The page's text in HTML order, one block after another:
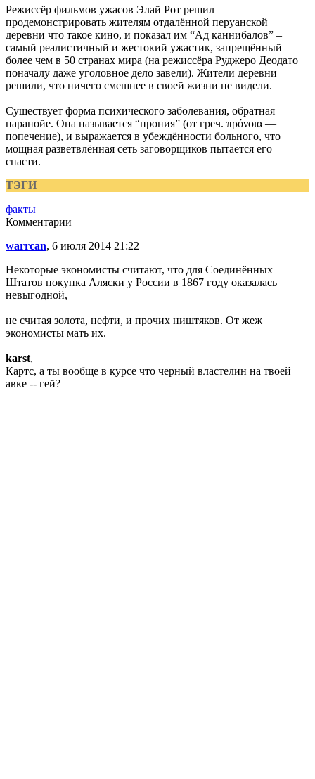
Режиссёр фильмов ужасов Элай Рот решил
продемонстрировать жителям отдалённой перуанской
деревни что такое кино, и показал им “Ад каннибалов” –
самый реалистичный и жестокий ужастик, запрещённый
более чем в 50 странах мира (на режиссёра Руджеро Деодато
поначалу даже уголовное дело завели). Жители деревни
решили, что ничего смешнее в своей жизни не видели.
Существует форма психического заболевания, обратная
паранойе. Она называется “прония” (от греч. πρόνοια —
попечение), и выражается в убеждённости больного, что
мощная разветвлённая сеть заговорщиков пытается его
спасти.
ТЭГИ
факты
Комментарии
warrcan, 6 июля 2014 21:22
Некоторые экономисты считают, что для Соединённых
Штатов покупка Аляски у России в 1867 году оказалась
невыгодной,
не считая золота, нефти, и прочих ништяков. От жеж
экономисты мать их.
karst,
Картс, а ты вообще в курсе что черный властелин на твоей
авке -- гей?